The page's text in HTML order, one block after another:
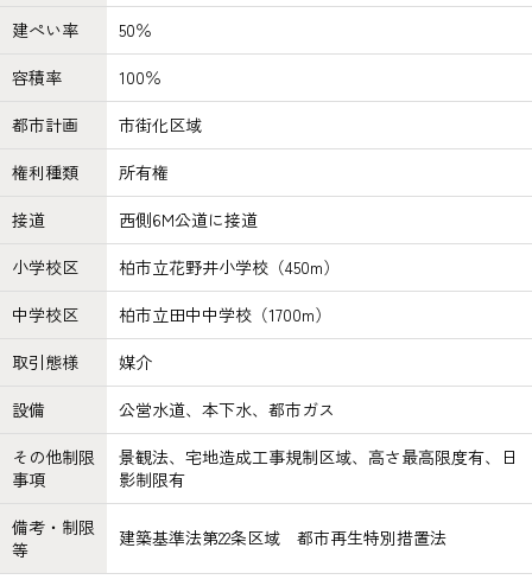
建ぺい率
50％
容積率
100％
都市計画
市街化区域
権利種類
所有権
接道
西側6M公道に接道
小学校区
柏市立花野井小学校（450m）
中学校区
柏市立田中中学校（1700m）
取引態様
媒介
設備
公営水道、本下水、都市ガス
その他制限
事項
景観法、宅地造成工事規制区域、高さ最高限度有、日
影制限有
備考・制限
等
建築基準法第22条区域 都市再生特別措置法